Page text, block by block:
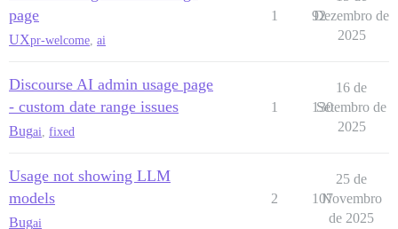
page
UXpr-welcome ai
1 92
Dezembro de
2025
Discourse AI admin usage page
- custom date range issues
Bugai fixed
1 130
16 de
Setembro de
2025
Usage not showing LLM
models
Bugai
2 107
25 de
Novembro
de 2025